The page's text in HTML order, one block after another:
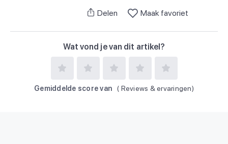
Delen Maak favoriet
Wat vond je van dit artikel?
Gemiddelde score van ( Reviews & ervaringen)